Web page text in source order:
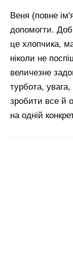
Веня (повне
допомогти.
це хлопчика,
ніколи не
величезне
турбота,
зробити все й
на одній